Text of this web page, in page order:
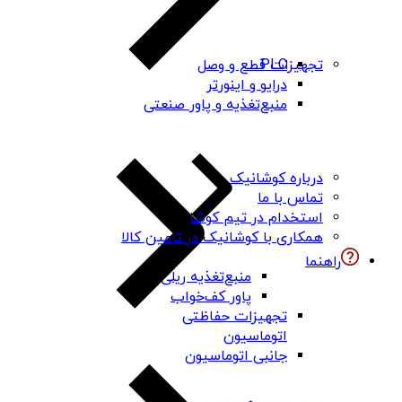
PLC
درایو و اینورتر
منبع‌تغذیه و پاور صنعتی
منبع‌تغذیه ریلی
پاور کف‌خواب
تجهیزات حفاظتی
اتوماسیون
جانبی اتوماسیون
تجهیزات قطع و وصل
درباره کوشانیک
تماس با ما
استخدام در تیم کوشا
همکاری با کوشانیک در تامین کالا
راهنما